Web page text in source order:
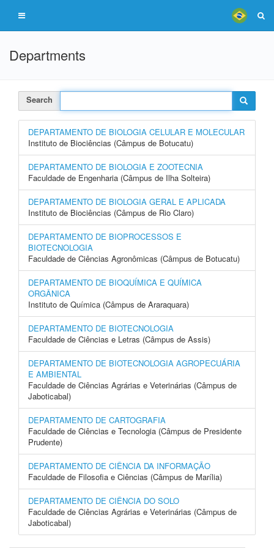
Departments
Search
DEPARTAMENTO DE BIOLOGIA CELULAR E MOLECULAR
Instituto de Biociências (Câmpus de Botucatu)
DEPARTAMENTO DE BIOLOGIA E ZOOTECNIA
Faculdade de Engenharia (Câmpus de Ilha Solteira)
DEPARTAMENTO DE BIOLOGIA GERAL E APLICADA
Instituto de Biociências (Câmpus de Rio Claro)
DEPARTAMENTO DE BIOPROCESSOS E
BIOTECNOLOGIA
Faculdade de Ciências Agronômicas (Câmpus de Botucatu)
DEPARTAMENTO DE BIOQUÍMICA E QUÍMICA
ORGÂNICA
Instituto de Química (Câmpus de Araraquara)
DEPARTAMENTO DE BIOTECNOLOGIA
Faculdade de Ciências e Letras (Câmpus de Assis)
DEPARTAMENTO DE BIOTECNOLOGIA AGROPECUÁRIA
E AMBIENTAL
Faculdade de Ciências Agrárias e Veterinárias (Câmpus de
Jaboticabal)
DEPARTAMENTO DE CARTOGRAFIA
Faculdade de Ciências e Tecnologia (Câmpus de Presidente
Prudente)
DEPARTAMENTO DE CIÊNCIA DA INFORMAÇÃO
Faculdade de Filosofia e Ciências (Câmpus de Marília)
DEPARTAMENTO DE CIÊNCIA DO SOLO
Faculdade de Ciências Agrárias e Veterinárias (Câmpus de
Jaboticabal)